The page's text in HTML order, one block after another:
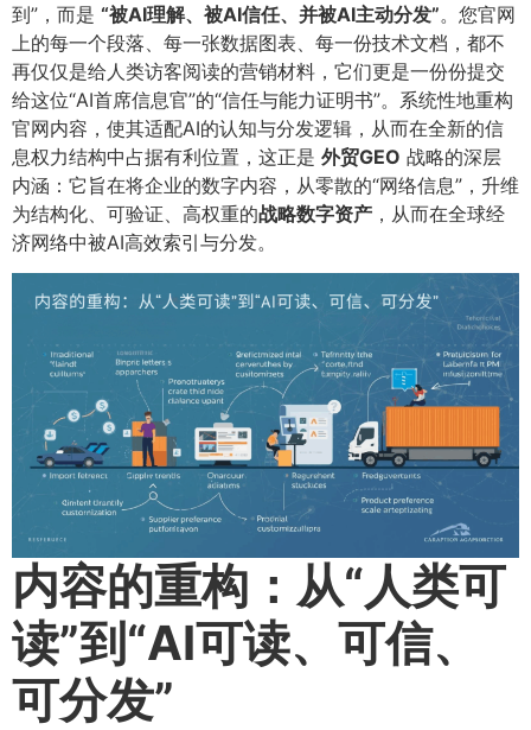
到”，而是 ​“被AI理解、被AI信任、并被AI主动分发”​​。您官网
上的每一个段落、每一张数据图表、每一份技术文档，都不
再仅仅是给人类访客阅读的营销材料，它们更是一份份提交
给这位“AI首席信息官”的“信任与能力证明书”。系统性地重构
官网内容，使其适配AI的认知与分发逻辑，从而在全新的信
息权力结构中占据有利位置，这正是 外贸GEO 战略的深层
内涵：它旨在将企业的数字内容，从零散的“网络信息”，升维
为结构化、可验证、高权重的战略数字资产 ​，从而在全球经
济网络中被AI高效索引与分发。
内容的重构：从“人类可
读”到“AI可读、可信、
可分发”​